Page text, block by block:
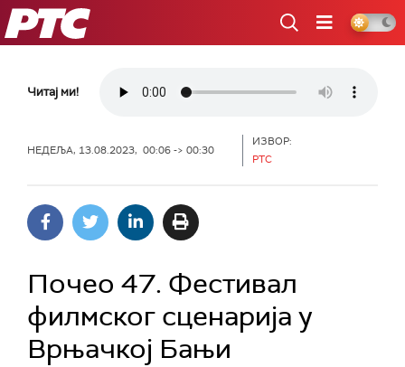
РТС
Читај ми!
НЕДЕЉА, 13.08.2023, 00:06 -> 00:30
ИЗВОР:
РТС
Почео 47. Фестивал
филмског сценарија у
Врњачкој Бањи